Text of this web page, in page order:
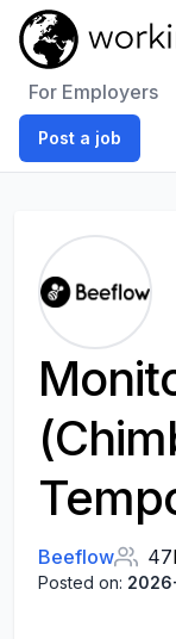
For Employers
Post a job
Beeflow 47
Posted on: